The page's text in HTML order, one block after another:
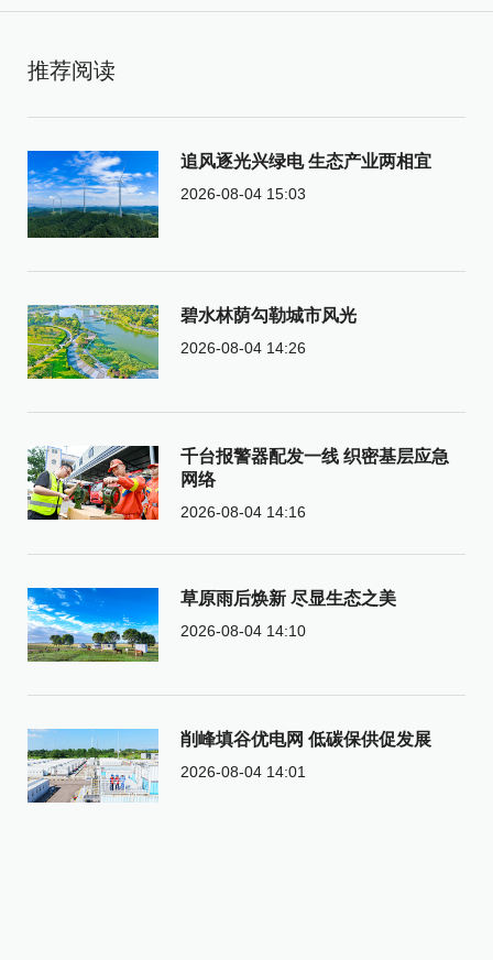
推荐阅读
追风逐光兴绿电 生态产业两相宜
2026-08-04 15:03
碧水林荫勾勒城市风光
2026-08-04 14:26
千台报警器配发一线 织密基层应急
网络
2026-08-04 14:16
草原雨后焕新 尽显生态之美
2026-08-04 14:10
削峰填谷优电网 低碳保供促发展
2026-08-04 14:01